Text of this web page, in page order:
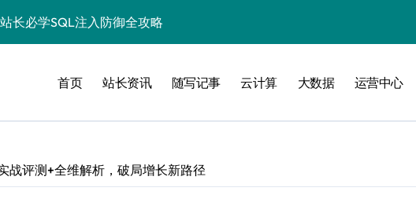
长必学防注入核心策略
码安全防注入实战秘籍
全攻略
首页 站长资讯 随写记事 云计算 大数据 运营中心
战评测+全维解析，破局增长新路径